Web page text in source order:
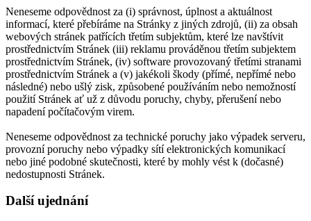
Neneseme odpovědnost za (i) správnost, úplnost a aktuálnost
informací, které přebíráme na Stránky z jiných zdrojů, (ii) za obsah
webových stránek patřících třetím subjektům, které lze navštívit
prostřednictvím Stránek (iii) reklamu prováděnou třetím subjektem
prostřednictvím Stránek, (iv) software provozovaný třetími stranami
prostřednictvím Stránek a (v) jakékoli škody (přímé, nepřímé nebo
následné) nebo ušlý zisk, způsobené používáním nebo nemožností
použití Stránek ať už z důvodu poruchy, chyby, přerušení nebo
napadení počítačovým virem.
Neneseme odpovědnost za technické poruchy jako výpadek serveru,
provozní poruchy nebo výpadky sítí elektronických komunikací
nebo jiné podobné skutečnosti, které by mohly vést k (dočasné)
nedostupnosti Stránek.
Další ujednání